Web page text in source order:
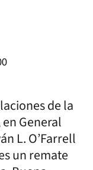
de la
General
L. O’Farrell
un remate